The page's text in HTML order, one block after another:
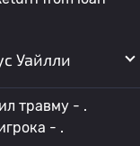
Уайлли
травму - .
- .